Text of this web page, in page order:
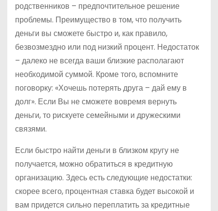
родственников – предпочтительное решение
проблемы. Преимущество в том, что получить
деньги вы сможете быстро и, как правило,
безвозмездно или под низкий процент. Недостаток
– далеко не всегда ваши близкие располагают
необходимой суммой. Кроме того, вспомните
поговорку: «Хочешь потерять друга – дай ему в
долг». Если Вы не сможете вовремя вернуть
деньги, то рискуете семейными и дружескими
связями.
Если быстро найти деньги в близком кругу не
получается, можно обратиться в кредитную
организацию. Здесь есть следующие недостатки:
скорее всего, процентная ставка будет высокой и
вам придется сильно переплатить за кредитные